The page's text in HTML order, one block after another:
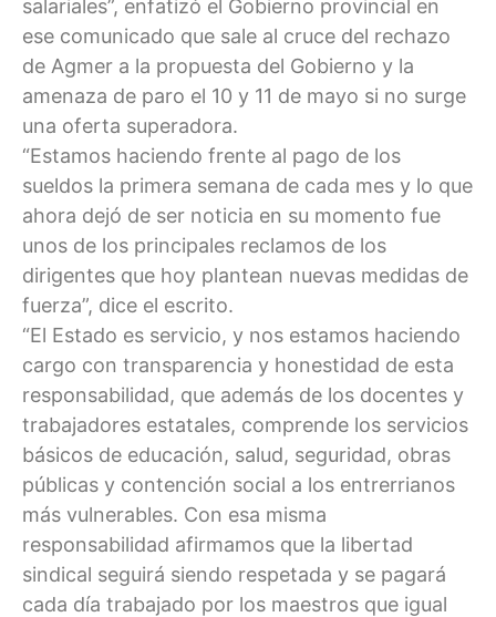
salariales”, enfatizó el Gobierno provincial en
ese comunicado que sale al cruce del rechazo
de Agmer a la propuesta del Gobierno y la
amenaza de paro el 10 y 11 de mayo si no surge
una oferta superadora.
“Estamos haciendo frente al pago de los
sueldos la primera semana de cada mes y lo que
ahora dejó de ser noticia en su momento fue
unos de los principales reclamos de los
dirigentes que hoy plantean nuevas medidas de
fuerza”, dice el escrito.
“El Estado es servicio, y nos estamos haciendo
cargo con transparencia y honestidad de esta
responsabilidad, que además de los docentes y
trabajadores estatales, comprende los servicios
básicos de educación, salud, seguridad, obras
públicas y contención social a los entrerrianos
más vulnerables. Con esa misma
responsabilidad afirmamos que la libertad
sindical seguirá siendo respetada y se pagará
cada día trabajado por los maestros que igual